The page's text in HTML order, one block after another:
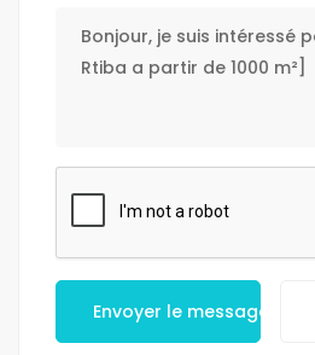
Envoyer le message